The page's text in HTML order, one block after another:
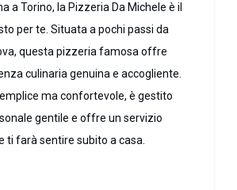
a Torino, la Pizzeria Da Michele è il
per te. Situata a pochi passi da
questa pizzeria famosa offre
culinaria genuina e accogliente.
ma confortevole, è gestito
gentile e offre un servizio
ti farà sentire subito a casa.